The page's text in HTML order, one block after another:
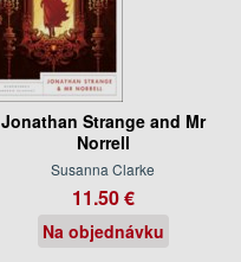
Jonathan Strange and Mr
Norrell
Susanna Clarke
11.50 €
Na objednávku